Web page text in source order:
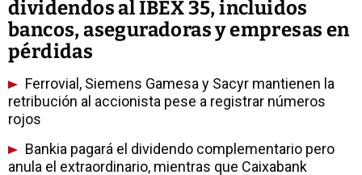
dividendos al ÍBEX 35, incluidos
bancos, aseguradoras y empresas en
pérdidas
Ferrovial, Siemens Gamesa y Sacyr mantienen la
retribución al accionista pese a registrar números
rojos
Bankia pagará el dividendo complementario pero
anula el extraordinario, mientras que Caixabank